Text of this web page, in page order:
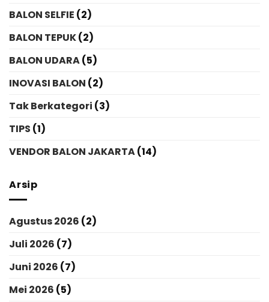
BALON SELFIE (2)
BALON TEPUK(2)
BALON UDARA(5)
INOVASI BALON (2)
Tak Berkategori (3)
TIPS (1)
VENDOR BALON JAKARTA(14)
Arsip
Agustus 2026 (2)
Juli 2026 (7)
Juni 2026 (7)
Mei 2026 (5)